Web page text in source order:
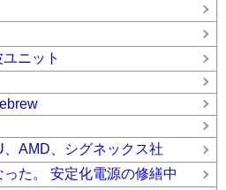
ニット
AMD、シグネックス社
た。 安定化電源の修繕中